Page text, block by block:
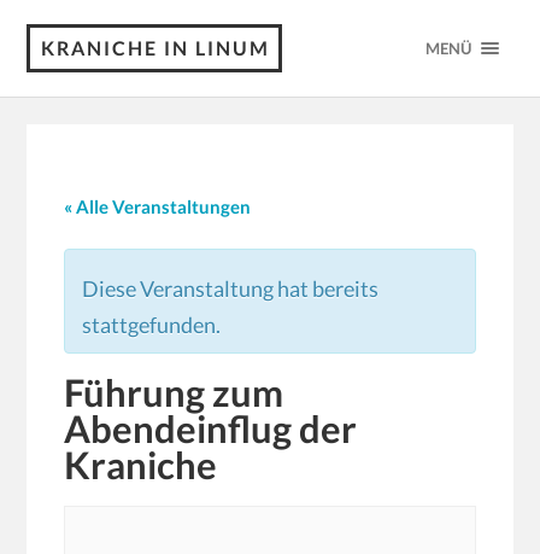
KRANICHE IN LINUM MENÜ
« Alle Veranstaltungen
Diese Veranstaltung hat bereits
stattgefunden.
Führung zum
Abendeinflug der
Kraniche